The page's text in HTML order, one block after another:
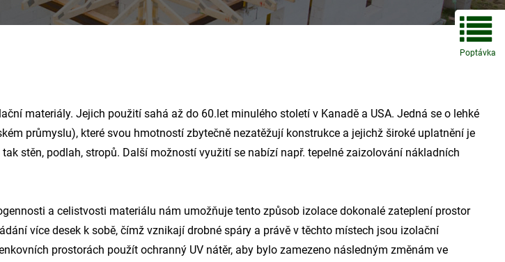
materiály. Jejich použití sahá až do 60.let minulého století v Kanadě a USA. Jedná se o lehké
průmyslu), které svou hmotností zbytečně nezatěžují konstrukce a jejichž široké uplatnění je
stěn, podlah, stropů. Další možností využití se nabízí např. tepelné zaizolování nákladních
a celistvosti materiálu nám umožňuje tento způsob izolace dokonalé zateplení prostor
více desek k sobě, čímž vznikají drobné spáry a právě v těchto místech jsou izolační
prostorách použít ochranný UV nátěr, aby bylo zamezeno následným změnám ve
Poptávka